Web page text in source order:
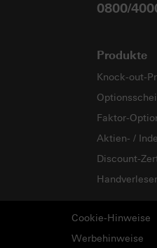
0800/
Produkte
Knock-out-
Faktor-
Aktien- /
Discount-
Cookie-Hinweise
Werbehinweise